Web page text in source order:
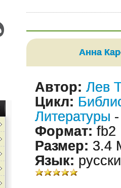
Анна
Автор: Лев
Цикл:
Литературы -
Формат: fb2
Размер: 3.4
Язык: